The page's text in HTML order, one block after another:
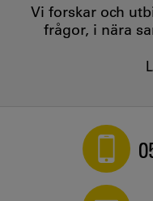
Vi forskar och
frågor, i nära